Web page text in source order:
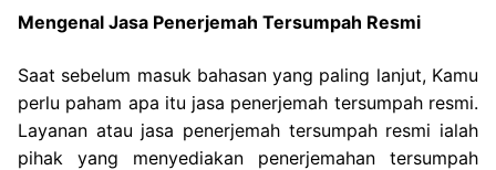
Mengenal Jasa Penerjemah Tersumpah Resmi
Saat sebelum masuk bahasan yang paling lanjut, Kamu
perlu paham apa itu jasa penerjemah tersumpah resmi.
Layanan atau jasa penerjemah tersumpah resmi ialah
pihak yang menyediakan penerjemahan tersumpah